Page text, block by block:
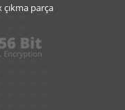
parça